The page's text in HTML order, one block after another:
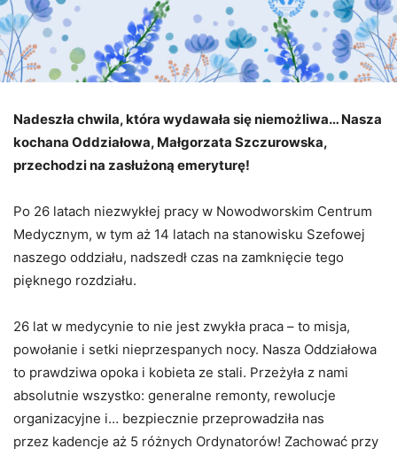
Nadeszła chwila, która wydawała się niemożliwa… Nasza
kochana Oddziałowa, Małgorzata Szczurowska,
przechodzi na zasłużoną emeryturę!
Po 26 latach niezwykłej pracy w Nowodworskim Centrum
Medycznym, w tym aż 14 latach na stanowisku Szefowej
naszego oddziału, nadszedł czas na zamknięcie tego
pięknego rozdziału.
26 lat w medycynie to nie jest zwykła praca – to misja,
powołanie i setki nieprzespanych nocy. Nasza Oddziałowa
to prawdziwa opoka i kobieta ze stali. Przeżyła z nami
absolutnie wszystko: generalne remonty, rewolucje
organizacyjne i… bezpiecznie przeprowadziła nas
przez kadencje aż 5 różnych Ordynatorów! Zachować przy